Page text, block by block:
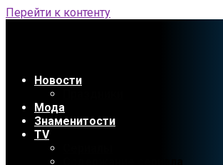
Перейти к контенту
Новости
Мода
Знаменитости
TV